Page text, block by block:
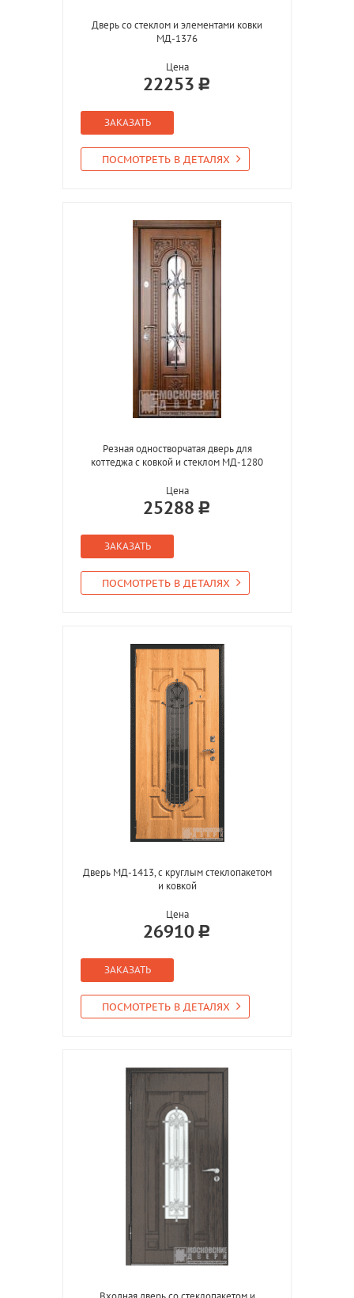
Дверь со стеклом и элементами ковки
МД-1376
Цена
22253
ЗАКАЗАТЬ
ПОСМОТРЕТЬ В ДЕТАЛЯХ
Резная одностворчатая дверь для
коттеджа с ковкой и стеклом МД-1280
Цена
25288
ЗАКАЗАТЬ
ПОСМОТРЕТЬ В ДЕТАЛЯХ
Дверь МД-1413, с круглым стеклопакетом
и ковкой
Цена
26910
ЗАКАЗАТЬ
ПОСМОТРЕТЬ В ДЕТАЛЯХ